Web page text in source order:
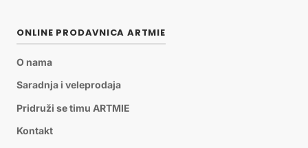
ONLINE PRODAVNICA ARTMIE
O nama
Saradnja i veleprodaja
Pridruži se timu ARTMIE
Kontakt